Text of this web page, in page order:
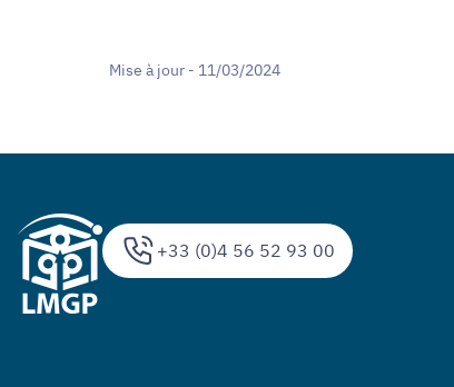
Mise à jour - 11/03/2024
+33 (0)4 56 52 93 00